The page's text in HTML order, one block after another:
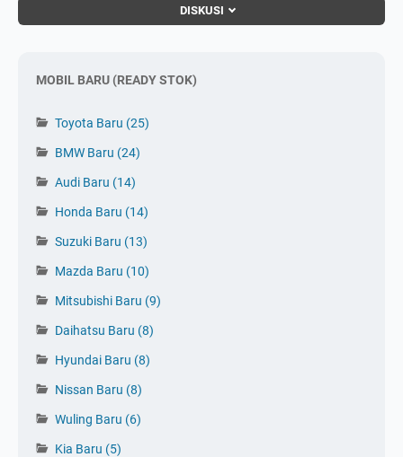
DISKUSI
MOBIL BARU (READY STOK)
Toyota Baru (25)
BMW Baru (24)
Audi Baru (14)
Honda Baru (14)
Suzuki Baru (13)
Mazda Baru (10)
Mitsubishi Baru (9)
Daihatsu Baru (8)
Hyundai Baru (8)
Nissan Baru (8)
Wuling Baru (6)
Kia Baru (5)